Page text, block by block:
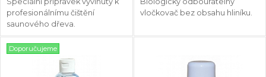
profesionálnímu čištění
saunového dřeva.
vločkovač bez obsahu hliníku.
Doporučujeme